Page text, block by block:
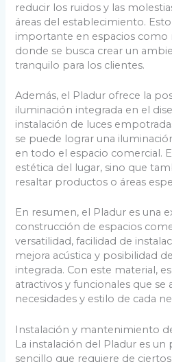
reducir los ruidos y las
áreas del establecimiento.
importante en espacios como
donde se busca crear un
tranquilo para los clientes.
Además, el Pladur ofrece la
iluminación integrada en el
instalación de luces
se puede lograr una
en todo el espacio comercial.
estética del lugar, sino que
resaltar productos o áreas
En resumen, el Pladur es una
construcción de espacios
versatilidad, facilidad de
mejora acústica y posibilidad
integrada. Con este material,
atractivos y funcionales que se
necesidades y estilo de cada
Instalación y mantenimiento
La instalación del Pladur es
sencillo que requiere de